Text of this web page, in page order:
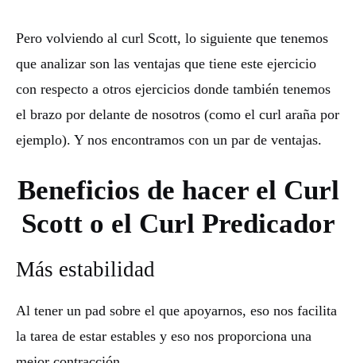
Pero volviendo al curl Scott, lo siguiente que tenemos
que analizar son las ventajas que tiene este ejercicio
con respecto a otros ejercicios donde también tenemos
el brazo por delante de nosotros (como el curl araña por
ejemplo). Y nos encontramos con un par de ventajas.
Beneficios de hacer el Curl
Scott o el Curl Predicador
Más estabilidad
Al tener un pad sobre el que apoyarnos, eso nos facilita
la tarea de estar estables y eso nos proporciona una